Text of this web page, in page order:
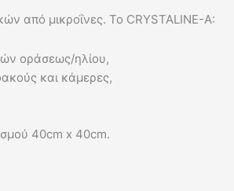
από μικροΐνες. Το CRYSTALINE-A:
οράσεως/ηλίου,
και κάμερες,
40cm x 40cm.